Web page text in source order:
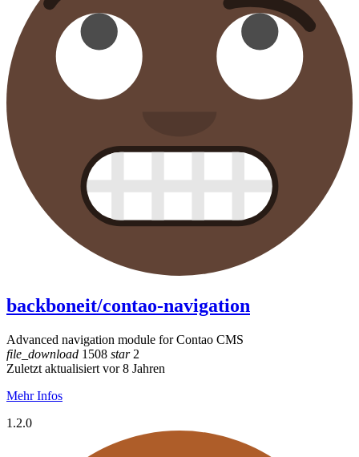
backboneit/contao-navigation
Advanced navigation module for Contao CMS
file_download 1508 star2
Zuletzt aktualisiert vor 8 Jahren
Mehr Infos
1.2.0